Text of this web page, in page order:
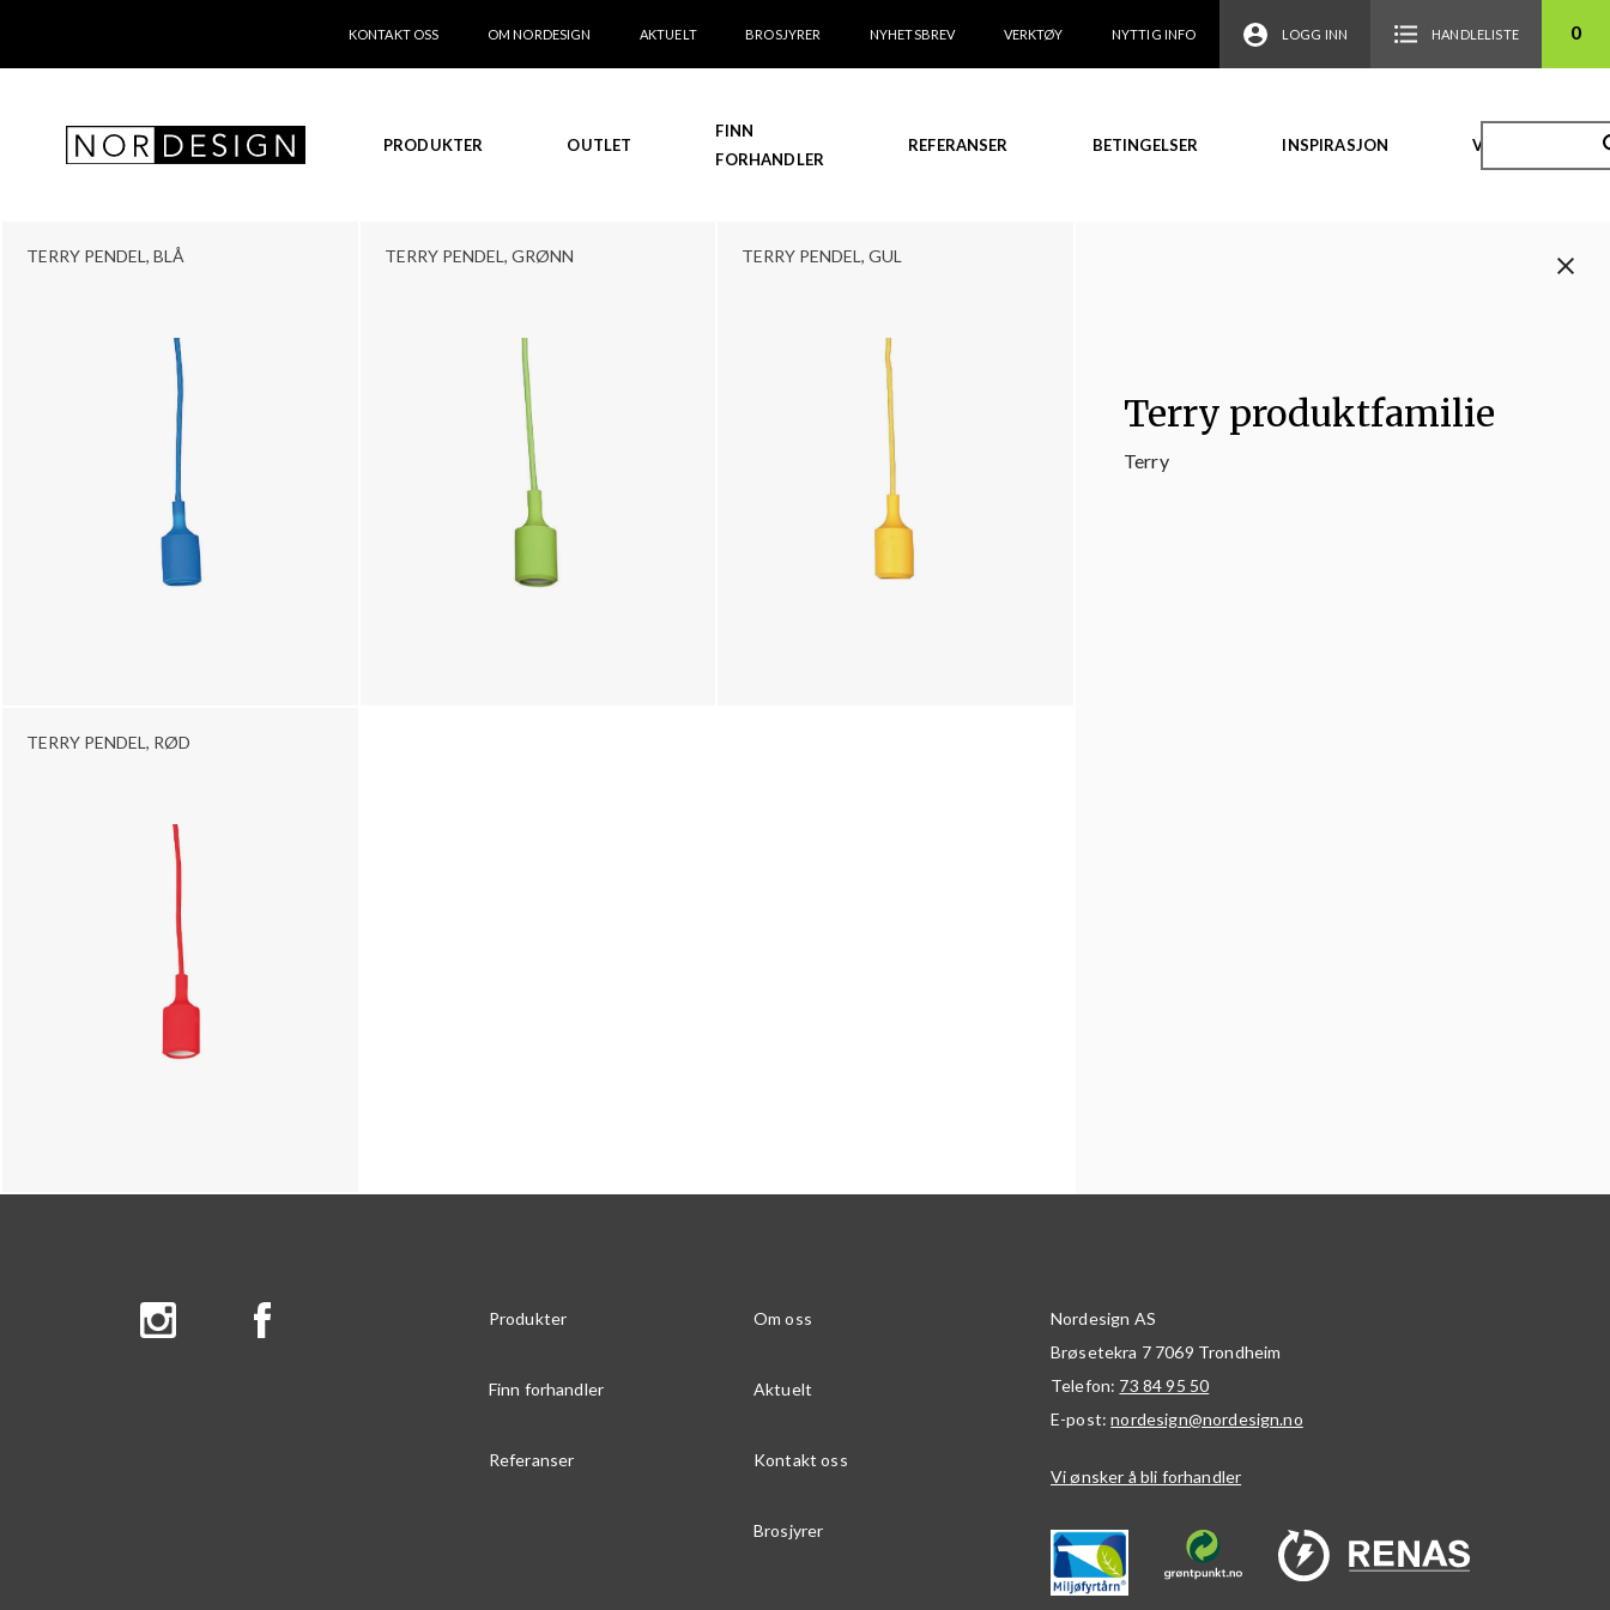
KONTAKT OSS OM NORDESIGN AKTUELT BROSJYRER NYHETSBREV VERKTØY NYTTIG INFO LOGG INN HANDLELISTE 0
PRODUKTER OUTLET
FINN
FORHANDLER
REFERANSER BETINGELSER INSPIRASJON VIDEO
TERRY PENDEL, BLÅ TERRY PENDEL, GRØNN TERRY PENDEL, GUL
TERRY PENDEL, RØD
Terry produktfamilie
Terry
Produkter Om oss
Finn forhandler Aktuelt
Referanser Kontakt oss
Brosjyrer
Nordesign AS
Brøsetekra 7 7069 Trondheim
Telefon: 73 84 95 50
E-post:nordesign@nordesign.no
Vi ønsker å bli forhandler